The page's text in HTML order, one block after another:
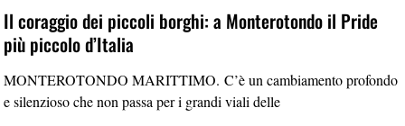
Il coraggio dei piccoli borghi: a Monterotondo il Pride
più piccolo d’Italia
MONTEROTONDO MARITTIMO. C’è un cambiamento profondo
e silenzioso che non passa per i grandi viali delle